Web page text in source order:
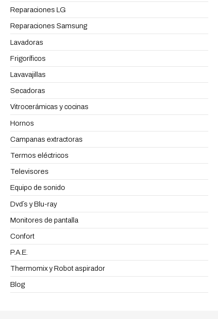
Reparaciones LG
Reparaciones Samsung
Lavadoras
Frigoríficos
Lavavajillas
Secadoras
Vitrocerámicas y cocinas
Hornos
Campanas extractoras
Termos eléctricos
Televisores
Equipo de sonido
Dvd´s y Blu-ray
Monitores de pantalla
Confort
P.A.E.
Thermomix y Robot aspirador
Blog